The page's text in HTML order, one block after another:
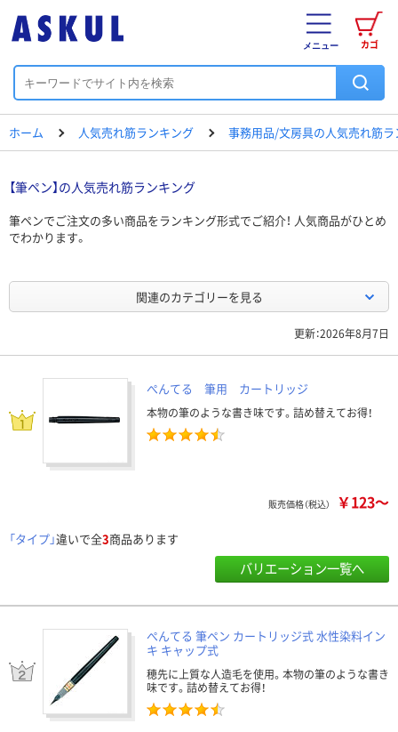
カゴ
メニュー
ホーム 人気売れ筋ランキング 事務用品/文房具の人気売れ筋ラ
【筆ペン】の人気売れ筋ランキング
筆ペンでご注文の多い商品をランキング形式でご紹介！ 人気商品がひとめ
でわかります。
関連のカテゴリーを見る
更新：2026年8月7日
ぺんてる 筆用 カートリッジ
本物の筆のような書き味です。詰め替えてお得！
販売価格（税込） ￥123～
「タイプ」違いで全3商品あります
バリエーション一覧へ
ぺんてる 筆ペン カートリッジ式 水性染料イン
キ キャップ式
穂先に上質な人造毛を使用。本物の筆のような書き
味です。詰め替えてお得！